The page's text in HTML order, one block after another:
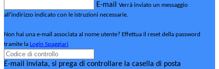
E-mail Verrà inviato un messaggio
all'indirizzo indicato con le istruzioni necessarie.
Non hai una e-mail associata al nome utente? Effettua il reset della password
tramite la Login Spaggiari
E-mail inviata, si prega di controllare la casella di posta